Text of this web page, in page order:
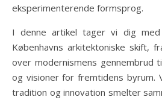
eksperimenterende formsprog.
I denne artikel tager vi dig
Københavns arkitektoniske skift,
over modernismens gennembrud
og visioner for fremtidens byrum.
tradition og innovation smelter